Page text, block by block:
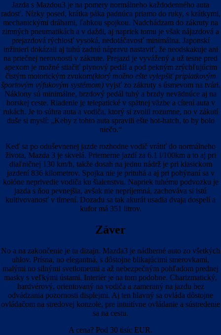
Jazda s Mazdou3 je na pomery normálneho každodenného auta
radosť. Nízky posed, krátka páka padnúca priamo do ruky, s krátkymi,
mechanickými dráhami, ľahkou spojkou. Nadchádzam do zákruty na
zimných pneumatikách a v daždi, aj napriek tomu je však nájazdová a
prejazdová rýchlosť vysoká, nedotáčavosť minimálna. Japonskí
inžinieri dokázali aj tuhú zadnú nápravu nastaviť, že neodskakuje ani
na priečnej nerovnosti v zákrute. Prejazd je vyvážený a už tesne pred
apexom je možné stlačiť plynový pedál a pod pekným zrýchľujúcim
čistým motorickým zvukom(ktorý možno ešte vylepšiť priplatkovým
športovým výfukovým systémom)vyjsť zo zákruty s úsmevom na tvári.
Náklony sú minimálne, brzdový pedál tuhý a brzdy nevädnúce aj na
horskej ceste. Riadenie je telepatické v spätnej väzbe a cítení auta v
rukách. Je to súhra auta a vodiča, ktorý si zvolil rozumne, no v zákutí
duše si myslí: „Keby z tohto auta spravili ešte hot-hatch, to by bolo
niečo.“
Keď sa po oduševnenej jazde rozhodne vodič vrátiť do normálneho
života, Mazda 3 je skvelá. Priemerne jazdí za 6.1 l/100km a to aj pri
diaľničnej 130 km/h, takže dosah na jednu nádrž je pri klasickom
jazdení 836 kilometrov. Spojka nie je prituhá a aj pri pohýnaní sa v
kolóne neprivedie vodiča ku šialenstvu. Napriek tuhému podvozku je
jazda s ňou pevnejšia, avšak nie nepríjemná, zachováva si istú
kultivovanosť v tlmení. Dozadu sa tak akurát usadia dvaja dospelí a
kufor má 351 litrov.
Záver
No a na zakončenie je tu dizajn. Mazda3 je nádherné auto zo všetkých
uhlov. Prísna, no elegantná, s dôstojne blikajúcimi smerovkami,
malými no silnými svetlometmi a až nebezpečným pohľadom prednej
masky s veľkými ústami. Interiér je na tom podobne. Charizmatický,
hardvérový, orientovaný na vodiča a zameraný na jazdu bez
odvádzania pozornosti displejmi. Aj ten hlavný sa ovláda dôstojne
ovládačom na stredovej konzole, pre intuitívne ovládanie a sústredenie
sa na cestu.
A cena? Pod 30 tisíc EUR.